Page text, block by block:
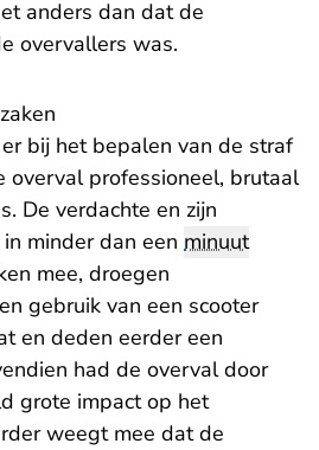
anders dan dat de
overvallers was.
bij het bepalen van de straf
overval professioneel, brutaal
De verdachte en zijn
minder dan een minuut
mee, droegen
gebruik van een scooter
en deden eerder een
had de overval door
grote impact op het
weegt mee dat de